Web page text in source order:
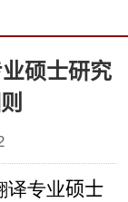
硕士研究
译专业硕士